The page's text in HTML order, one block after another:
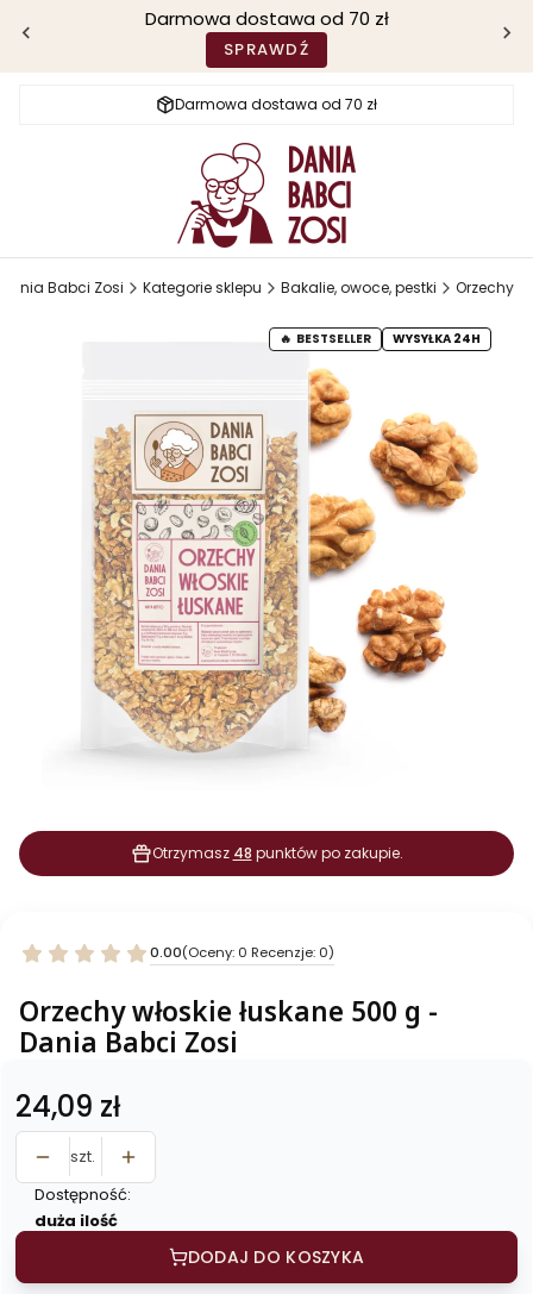
Darmowa dostawa od 70 zł
SPRAWDŹ
Darmowa dostawa od 70 zł
Dania Babci Zosi Kategorie sklepu Bakalie, owoce, pestki Orzechy
Otrzymasz 48 punktów po zakupie.
BESTSELLER WYSYŁKA 24H
0.00(Oceny: 0 Recenzje: 0)
Orzechy włoskie łuskane 500 g -
Dania Babci Zosi
Cena
24,09 zł
szt.
Dostępność:
duża ilość
DODAJ DO KOSZYKA